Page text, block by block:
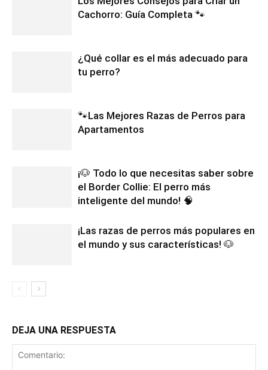
Cachorro: Guía Completa 🐾
¿Qué collar es el más adecuado para
tu perro?
🐾Las Mejores Razas de Perros para
Apartamentos
¡🐶 Todo lo que necesitas saber sobre
el Border Collie: El perro más
inteligente del mundo! 🧠
¡Las razas de perros más populares en
el mundo y sus características! 🐶
DEJA UNA RESPUESTA